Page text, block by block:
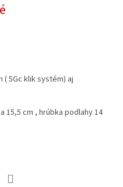
5Gc klik systém) aj
15,5 cm , hrúbka podlahy 14